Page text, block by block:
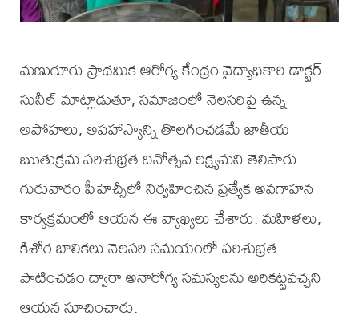
మణుగూరు ప్రాథమిక ఆరోగ్య కేంద్రం వైద్యాధికారి డాక్టర్
సునీల్ మాట్లాడుతూ, సమాజంలో నెలసరిపై ఉన్న
అపోహలు, అపహాస్యాన్ని తొలగించడమే జాతీయ
ఋతుక్రమ పరిశుభ్రత దినోత్సవ లక్ష్యమని తెలిపారు.
గురువారం పీహెచ్సీలో నిర్వహించిన ప్రత్యేక అవగాహన
కార్యక్రమంలో ఆయన ఈ వ్యాఖ్యలు చేశారు. మహిళలు,
కిశోర బాలికలు నెలసరి సమయంలో పరిశుభ్రత
పాటించడం ద్వారా అనారోగ్య సమస్యలను అరికట్టవచ్చని
ఆయన సూచించారు.